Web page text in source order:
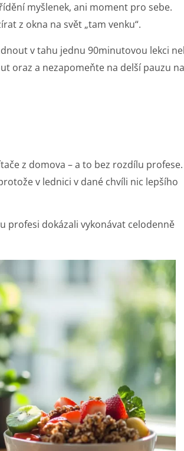
myšlenek, ani moment pro sebe.
z okna na svět „tam venku“.
v tahu jednu 90minutovou lekci
oraz a nezapomeňte na delší pauzu na
z domova – a to bez rozdílu profese.
v lednici v dané chvíli nic lepšího
profesi dokázali vykonávat celodenně